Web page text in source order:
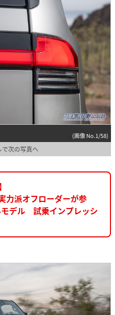
(画像 No.1/58)
次の写真へ
力派オフローダーが参
デル 試乗インプレッシ